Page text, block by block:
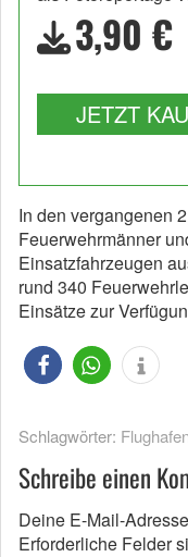
3,90 €
JETZT
In den vergangenen
Feuerwehrmänner
Einsatzfahrzeugen
rund 340
Einsätze zur
Schlagwörter:
Schreibe einen
Deine E-Mail-
Erforderliche Felder